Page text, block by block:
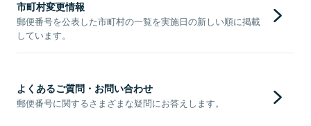
市町村変更情報
郵便番号を公表した市町村の一覧を実施日の新しい順に掲載
しています。
よくあるご質問・お問い合わせ
郵便番号に関するさまざまな疑問にお答えします。